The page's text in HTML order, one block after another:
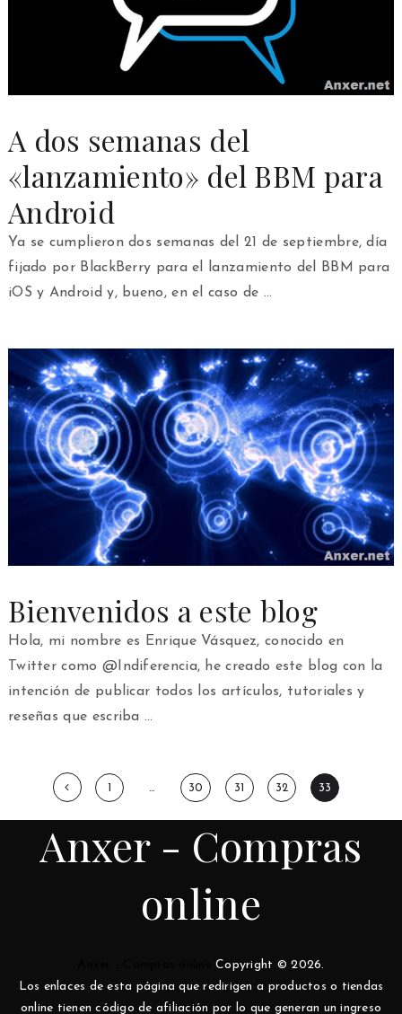
A dos semanas del
«lanzamiento» del BBM para
Android
Ya se cumplieron dos semanas del 21 de septiembre, día
fijado por BlackBerry para el lanzamiento del BBM para
iOS y Android y, bueno, en el caso de …
Bienvenidos a este blog
Hola, mi nombre es Enrique Vásquez, conocido en
Twitter como @Indiferencia, he creado este blog con la
intención de publicar todos los artículos, tutoriales y
reseñas que escriba …
Paginación
entradas
… 30 31 32 33
Anxer - Compras
online
Copyright © 2026.
Los enlaces de esta página que redirigen a productos o tiendas
online tienen código de afiliación por lo que generan un ingreso